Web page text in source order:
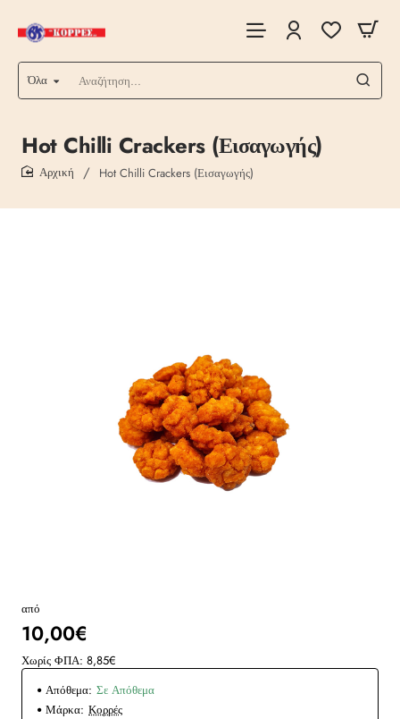
Όλα
Αναζήτηση...
Hot Chilli Crackers (Εισαγωγής)
Hot Chilli Crackers (Εισαγωγής)
από
10,00€
Χωρίς ΦΠΑ: 8,85€
Απόθεμα: Σε Απόθεμα
Μάρκα: Κορρές